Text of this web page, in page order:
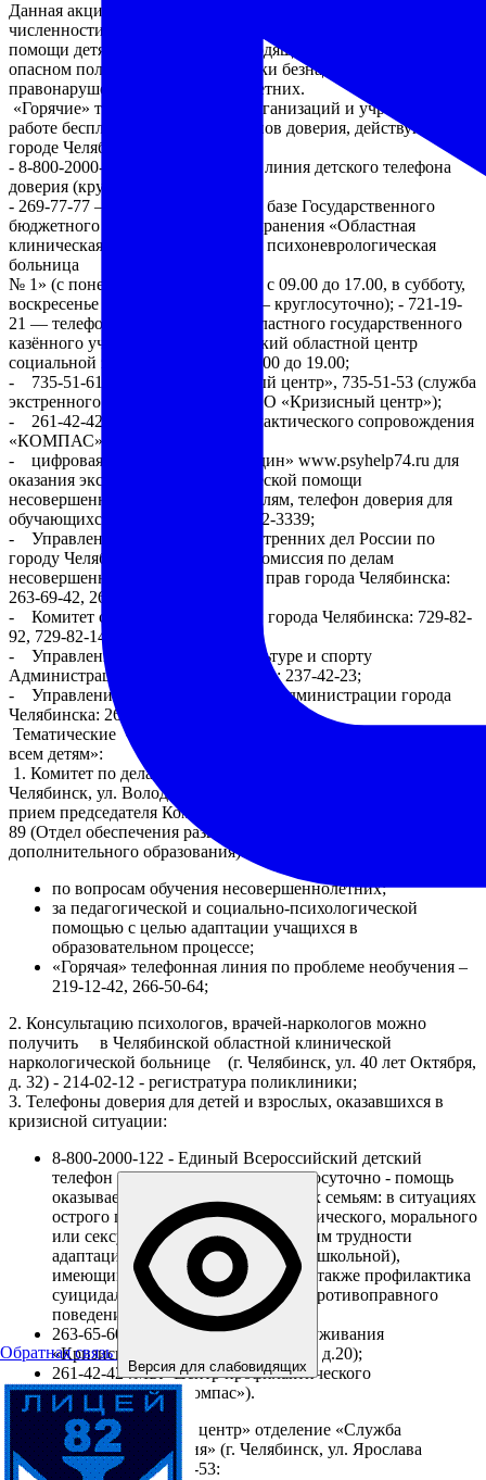
Обратная связь
Версия для слабовидящих
Данная акция организована в целях предотвращения роста
численности необучающихся несовершеннолетних, оказания
помощи детям и подросткам, находящимся в социально
опасном положении, профилактики безнадзорности и
правонарушений несовершеннолетних.
«Горячие» телефонные линии организаций и учреждений о
работе бесплатных служб телефонов доверия, действующих в
городе Челябинске:
- 8-800-2000-122 Общероссийская линия детского телефона
доверия (круглосуточно),
- 269-77-77 — телефон доверия на базе Государственного
бюджетного учреждения здравоохранения «Областная
клиническая специализированная психоневрологическая
больница
№ 1» (с понедельника по пятницу с 09.00 до 17.00, в субботу,
воскресенье и праздничные дни — круглосуточно); - 721-19-
21 — телефон доверия на базе Областного государственного
казённого учреждения «Челябинский областной центр
социальной защиты «Семья» с 08.00 до 19.00;
- 735-51-61 (МБУ СО «Кризисный центр», 735-51-53 (служба
экстренного реагирования МБУ СО «Кризисный центр»);
- 261-42-42 МБУ «Центр профилактического сопровождения
«КОМПАС»);
- цифровая платформа «Ты не один» www.psyhelp74.ru для
оказания экстренной психологической помощи
несовершеннолетним и их родителям, телефон доверия для
обучающихся: 729-99-49, 8-800-302-3339;
- Управление Министерства внутренних дел России по
городу Челябинску: 267-77-97; - Комиссия по делам
несовершеннолетних и защите их прав города Челябинска:
263-69-42, 263-66-28;
- Комитет социальной политики города Челябинска: 729-82-
92, 729-82-14, 729-86-10;
- Управление по физической культуре и спорту
Администрации города Челябинска: 237-42-23;
- Управление по делам молодежи Администрации города
Челябинска: 26- 90-07
Тематические «горячие» телефонные линии «Образование
всем детям»:
1. Комитет по делам образования города Челябинска (г.
Челябинск, ул. Володарского, 14), тел. 266-54-40 (личный
прием председателя Комитета) 266-55-79, 266-50-64, 263-26-
89 (Отдел обеспечения развития воспитательных систем и
дополнительного образования):
по вопросам обучения несовершеннолетних;
за педагогической и социально-психологической
помощью с целью адаптации учащихся в
образовательном процессе;
«Горячая» телефонная линия по проблеме необучения –
219-12-42, 266-50-64;
2. Консультацию психологов, врачей-наркологов можно
получить в Челябинской областной клинической
наркологической больнице (г. Челябинск, ул. 40 лет Октября,
д. 32) - 214-02-12 - регистратура поликлиники;
3. Телефоны доверия для детей и взрослых, оказавшихся в
кризисной ситуации:
8-800-2000-122 - Единый Всероссийский детский
телефон доверия (бесплатно, круглосуточно - помощь
оказывается детям и подросткам, их семьям: в ситуациях
острого горя, пострадавшим от физического, морального
или сексуального насилия, имеющим трудности
адаптации (социальной, семейной, школьной),
имеющим нарушение поведения, а также профилактика
суицидального, отклоняющегося, противоправного
поведения у детей и подростков);
263-65-60 (МБУ Социального обслуживания
«Кризисный центр», ул. Худякова, д.20);
261-42-42 (МБУ Центр профилактического
сопровождения «Компас»).
4. МБУ СО «Кризисный центр» отделение «Служба
экстренного реагирования» (г. Челябинск, ул. Ярослава
Гашека, д. 2), тел. 735-51-53: